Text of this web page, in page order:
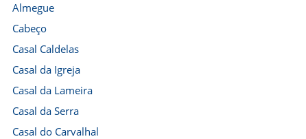
Almegue
Cabeço
Casal Caldelas
Casal da Igreja
Casal da Lameira
Casal da Serra
Casal do Carvalhal